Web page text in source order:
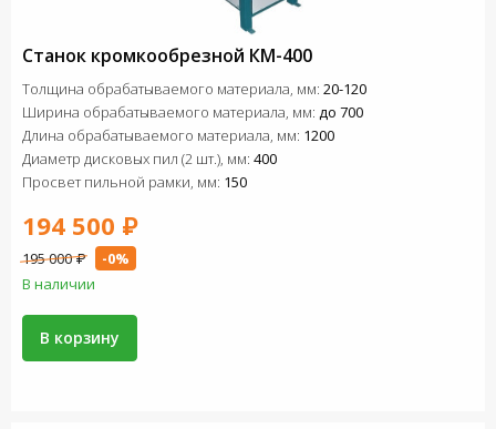
Станок кромкообрезной КМ-400
Толщина обрабатываемого материала, мм: 20-120
Ширина обрабатываемого материала, мм: до 700
Длина обрабатываемого материала, мм: 1200
Диаметр дисковых пил (2 шт.), мм: 400
Просвет пильной рамки, мм: 150
194 500 ₽
195 000 ₽
-0%
В наличии
В корзину